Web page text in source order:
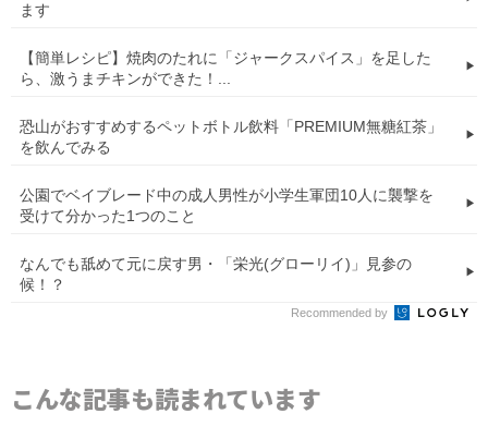
ます
【簡単レシピ】焼肉のたれに「ジャークスパイス」を足した
ら、激うまチキンができた！...
恐山がおすすめするペットボトル飲料「PREMIUM無糖紅茶」
を飲んでみる
公園でベイブレード中の成人男性が小学生軍団10人に襲撃を
受けて分かった1つのこと
なんでも舐めて元に戻す男・「栄光(グローリイ)」見参の
候！？
Recommended by
こんな記事も読まれています